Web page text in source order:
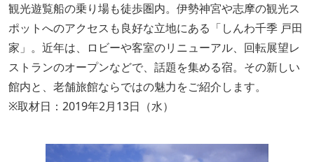
観光遊覧船の乗り場も徒歩圏内。伊勢神宮や志摩の観光ス
ポットへのアクセスも良好な立地にある「しんわ千季 戸田
家」。近年は、ロビーや客室のリニューアル、回転展望レ
ストランのオープンなどで、話題を集める宿。その新しい
館内と、老舗旅館ならではの魅力をご紹介します。
※取材日：2019年2月13日（水）